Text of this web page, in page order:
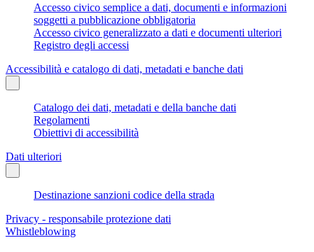
Accesso civico semplice a dati, documenti e informazioni
soggetti a pubblicazione obbligatoria
Accesso civico generalizzato a dati e documenti ulteriori
Registro degli accessi
Accessibilità e catalogo di dati, metadati e banche dati
Catalogo dei dati, metadati e della banche dati
Regolamenti
Obiettivi di accessibilità
Dati ulteriori
Destinazione sanzioni codice della strada
Privacy - responsabile protezione dati
Whistleblowing